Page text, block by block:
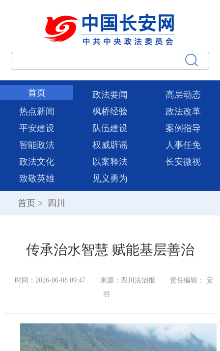
首页 政法要闻
高层动态
热点新闻
枫桥经验
政法改革
平安建设
队伍建设
案例指导
智能政法
权威辟谣
人事任免
政法文化
以案释法
长安微视
致敬英雄
见义勇为
首页 > 四川
传承治水智慧 赋能基层善治
时间：2026-06-08 09:47 来源：四川法治报
责任编辑： 安
羽